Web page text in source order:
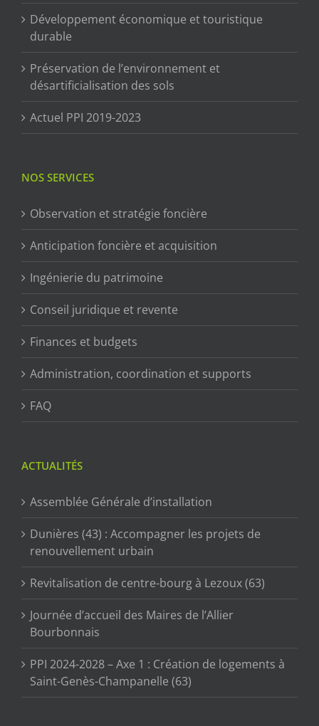
Développement économique et touristique
durable
Préservation de l’environnement et
désartificialisation des sols
Actuel PPI 2019-2023
NOS SERVICES
Observation et stratégie foncière
Anticipation foncière et acquisition
Ingénierie du patrimoine
Conseil juridique et revente
Finances et budgets
Administration, coordination et supports
FAQ
ACTUALITÉS
Assemblée Générale d’installation
Dunières (43) : Accompagner les projets de
renouvellement urbain
Revitalisation de centre-bourg à Lezoux (63)
Journée d’accueil des Maires de l’Allier
Bourbonnais
PPI 2024-2028 – Axe 1 : Création de logements à
Saint-Genès-Champanelle (63)